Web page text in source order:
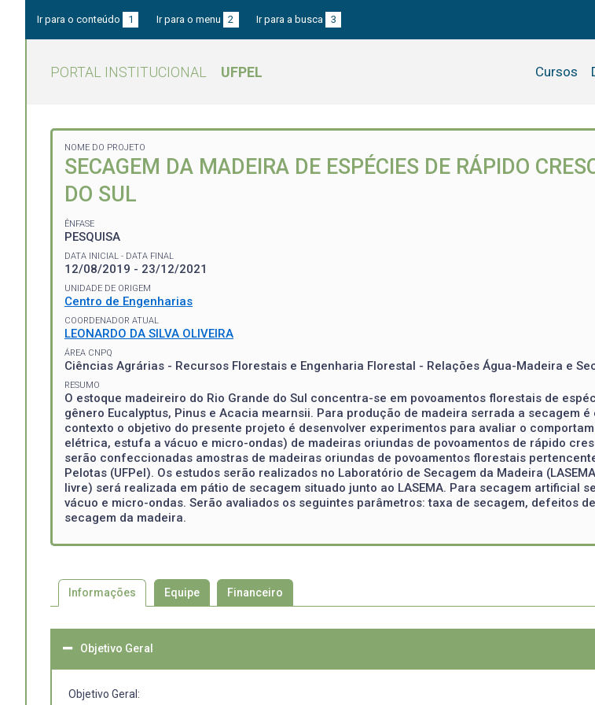
Ir para o conteúdo 1 Ir para o menu 2 Ir para a busca 3
PORTAL INSTITUCIONAL UFPEL Cursos
NOME DO PROJETO
SECAGEM DA MADEIRA DE ESPÉCIES DE RÁPIDO
DO SUL
ÊNFASE
PESQUISA
DATA INICIAL - DATA FINAL
12/08/2019 - 23/12/2021
UNIDADE DE ORIGEM
Centro de Engenharias
COORDENADOR ATUAL
LEONARDO DA SILVA OLIVEIRA
ÁREA CNPQ
Ciências Agrárias - Recursos Florestais e Engenharia Florestal - Relações Água-Madeira e
RESUMO
O estoque madeireiro do Rio Grande do Sul concentra-se em povoamentos florestais de
gênero Eucalyptus, Pinus e Acacia mearnsii. Para produção de madeira serrada a secagem
contexto o objetivo do presente projeto é desenvolver experimentos para avaliar o
elétrica, estufa a vácuo e micro-ondas) de madeiras oriundas de povoamentos de rápido
serão confeccionadas amostras de madeiras oriundas de povoamentos florestais
Pelotas (UFPel). Os estudos serão realizados no Laboratório de Secagem da Madeira
livre) será realizada em pátio de secagem situado junto ao LASEMA. Para secagem
vácuo e micro-ondas. Serão avaliados os seguintes parâmetros: taxa de secagem, defeitos
secagem da madeira.
Informações Equipe Financeiro
Objetivo Geral
Objetivo Geral: